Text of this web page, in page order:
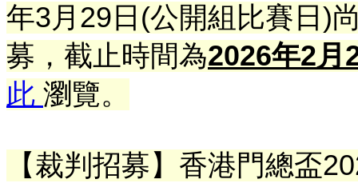
年3月29日(公開組比賽日)
募，截止時間為2026年2月
此 瀏覽。
【裁判招募】香港門總盃